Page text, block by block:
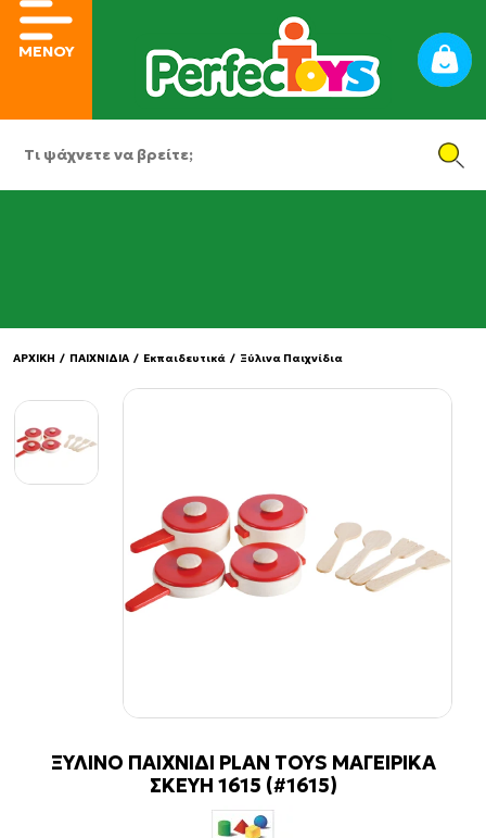
ΜΕΝΟΥ
ΑΡΧΙΚΗ / ΠΑΙΧΝΙΔΙΑ / Εκπαιδευτικά / Ξύλινα Παιχνίδια
ΞΥΛΙΝΟ ΠΑΙΧΝΙΔΙ PLAN TOYS ΜΑΓΕΙΡΙΚΑ
ΣΚΕΥΗ 1615 (#1615)